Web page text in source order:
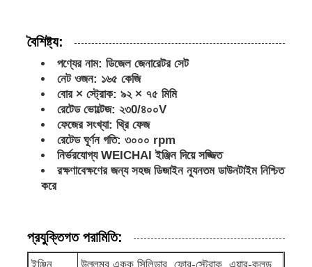
পেট্রোল জেনারেটর সেট
ইনভার্টার জেনারেটর সেট
পোর্টেবল জেনারেটর সেট
শিল্প জেনারেটর সেট
ওপেন ফ্রেম জেনারেটর
বৈশিষ্ট্য:
পণ্যের নাম: ডিজেল জেনারেটর সেট
নেট ওজন: ১৬৫ কেজি
বোর × স্ট্রোক: ৯২ × ৭৫ মিমি
রেটেড ভোল্টেজ: ২৩0/৪০০V
ফেজের সংখ্যা: থ্রি ফেজ
রেটেড ঘূর্ণন গতি: ৩০০০ rpm
নির্ভরযোগ্য WEICHAI ইঞ্জিন দিয়ে সজ্জিত
রক্ষণাবেক্ষণের জন্য সহজ ডিজাইন ন্যূনতম ডাউনটাইম নিশ্চিত
করে
প্রযুক্তিগত পরামিতি:
ইঞ্জিন উল্লম্ব একক সিলিন্ডার, ফোর-স্ট্রোক, এয়ার-কুলড,